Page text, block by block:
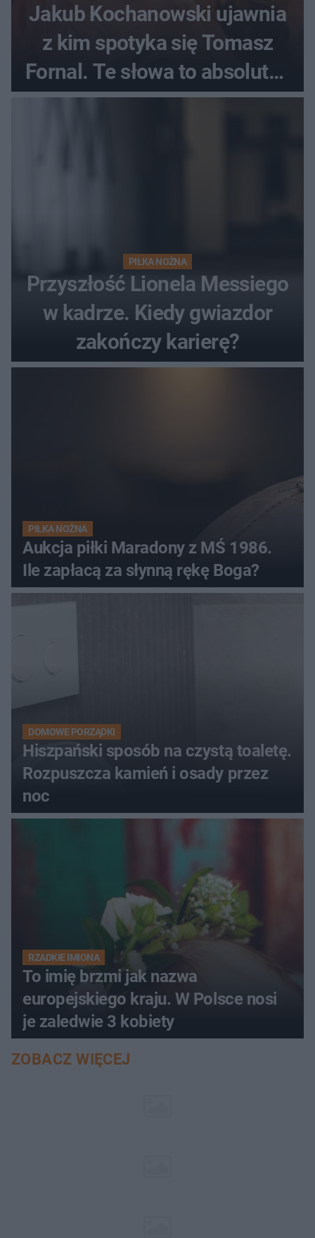
Jakub Kochanowski ujawnia
z kim spotyka się Tomasz
Fornal. Te słowa to absolutny
hit
PIŁKA NOŻNA
Przyszłość Lionela Messiego
w kadrze. Kiedy gwiazdor
zakończy karierę?
PIŁKA NOŻNA
Aukcja piłki Maradony z MŚ 1986.
Ile zapłacą za słynną rękę Boga?
DOMOWE PORZĄDKI
Hiszpański sposób na czystą toaletę.
Rozpuszcza kamień i osady przez
noc
RZADKIE IMIONA
To imię brzmi jak nazwa
europejskiego kraju. W Polsce nosi
je zaledwie 3 kobiety
ZOBACZ WIĘCEJ